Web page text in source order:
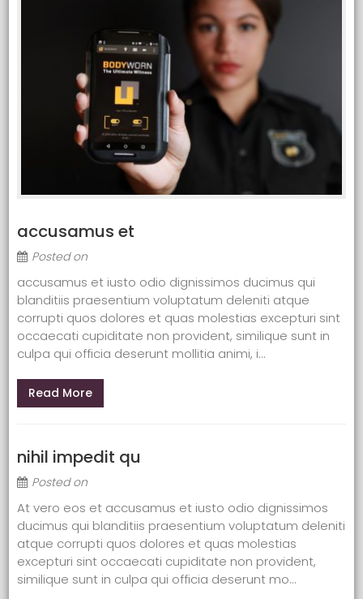
accusamus et
Posted on
accusamus et iusto odio dignissimos ducimus qui
blanditiis praesentium voluptatum deleniti atque
corrupti quos dolores et quas molestias excepturi sint
occaecati cupiditate non provident, similique sunt in
culpa qui officia deserunt mollitia animi, i...
Read More
nihil impedit qu
Posted on
At vero eos et accusamus et iusto odio dignissimos
ducimus qui blanditiis praesentium voluptatum deleniti
atque corrupti quos dolores et quas molestias
excepturi sint occaecati cupiditate non provident,
similique sunt in culpa qui officia deserunt mo...